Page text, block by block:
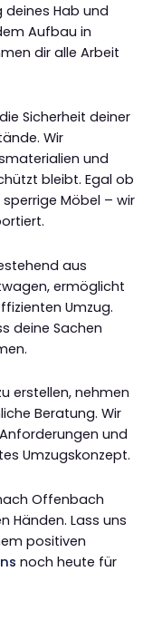
Hab und
Aufbau in
dir alle Arbeit
Sicherheit deiner
Wir
und
bleibt. Egal ob
Möbel – wir
aus
ermöglicht
Umzug.
deine Sachen
erstellen, nehmen
Beratung. Wir
und
Umzugskonzept.
Offenbach
Händen. Lass uns
positiven
noch heute für